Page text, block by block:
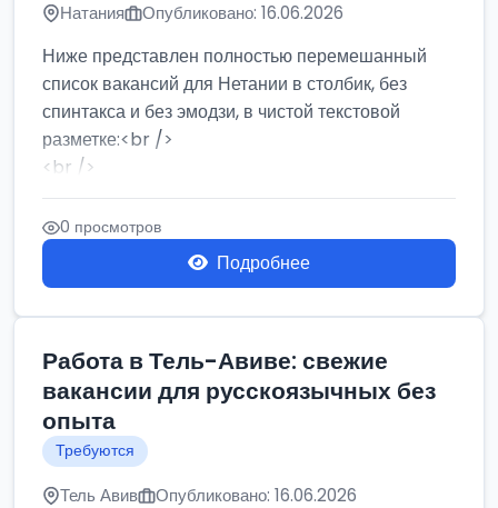
Натания Опубликовано: 16.06.2026
Ниже представлен полностью перемешанный
список вакансий для Нетании в столбик, без
спинтакса и без эмодзи, в чистой текстовой
разметке:<br />
<br />
Работа в Нетании на мебельном производстве:
требу...
0 просмотров
Подробнее
Работа в Тель-Авиве: свежие
вакансии для русскоязычных без
опыта
Требуются
Тель Авив Опубликовано: 16.06.2026